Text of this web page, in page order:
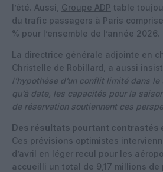
l’été. Aussi, Groupe ADP table
du trafic passagers à Paris
% pour l’ensemble de l’année 2026.
La directrice générale adjointe en
Christelle de Robillard, a aussi
l’hypothèse d’un conflit limité dans
qu’à date, les capacités pour la
de réservation soutiennent ces
Des résultats pourtant contrastés
Ces prévisions optimistes
d’avril en léger recul pour les
accueilli un total de 9,17 millions